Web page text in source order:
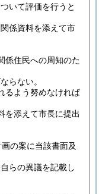
いて評価を行うと
係資料を添えて市
係住民への周知のた
らない。
るよう努めなければ
を添えて市長に提出
の案に当該書面及
らの異議を記載し